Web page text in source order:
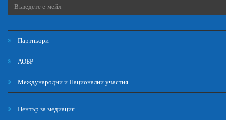
Партньори
АОБР
Международни и Национални участия
Център за медиация